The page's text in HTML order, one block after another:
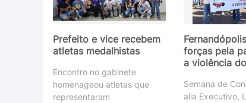
Prefeito e vice recebem
atletas medalhistas
Encontro no gabinete
homenageou atletas que
representaram
forças pela
a violência
Semana de
alia Executivo,